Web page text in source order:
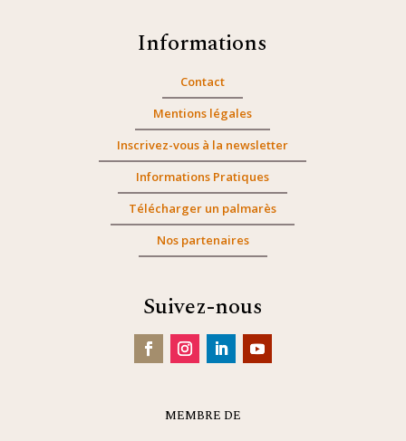
Informations
Contact
Mentions légales
Inscrivez-vous à la newsletter
Informations Pratiques
Télécharger un palmarès
Nos partenaires
Suivez-nous
MEMBRE DE